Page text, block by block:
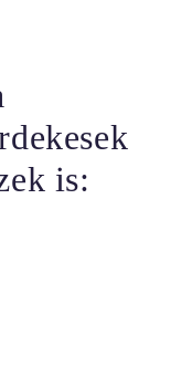
is: